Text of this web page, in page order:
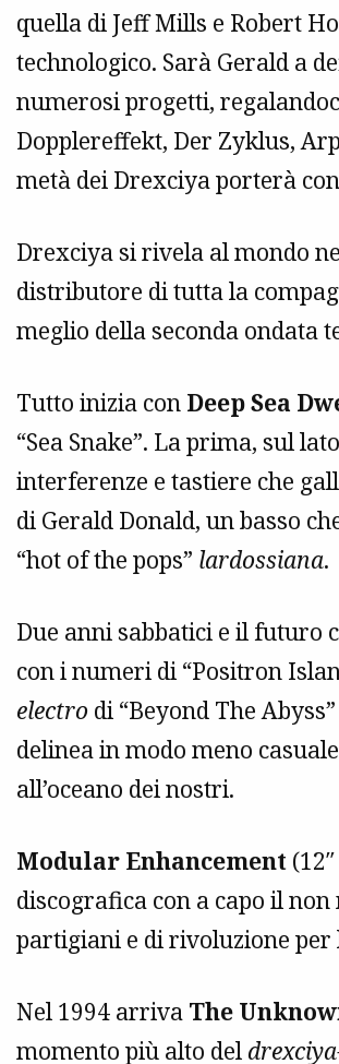
quella di Jeff Mills e Robert
technologico. Sarà Gerald a
numerosi progetti,
Dopplereffekt, Der Zyklus,
metà dei Drexciya porterà
Drexciya si rivela al mondo
distributore di tutta la
meglio della seconda ondata
Tutto inizia con Deep Sea
“Sea Snake”. La prima, sul
interferenze e tastiere che
di Gerald Donald, un basso
“hot of the pops” lardossiana.
Due anni sabbatici e il futuro
con i numeri di “Positron
electro di “Beyond The
delinea in modo meno
all’oceano dei nostri.
Modular Enhancement
discografica con a capo il
partigiani e di rivoluzione per
Nel 1994 arriva The
momento più alto del